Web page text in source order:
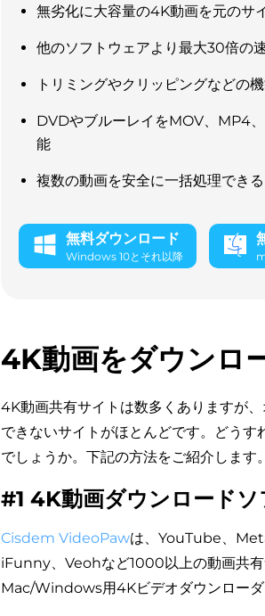
無劣化に大容量の4K動画を元のサ
他のソフトウェアより最大30倍の
トリミングやクリッピングなどの
DVDやブルーレイをMOV、MP4
能
複数の動画を安全に一括処理できる
無料ダウンロード
Windows 10とそれ以降
4K動画をダウンロ
4K動画共有サイトは数多くありますが
できないサイトがほとんどです。どう
でしょうか。下記の方法をご紹介します。
#1 4K動画ダウンロードソ
Cisdem VideoPawは、YouTube、
iFunny、Veohなど1000以上の動画共
Mac/Windows用4Kビデオダウンローダ